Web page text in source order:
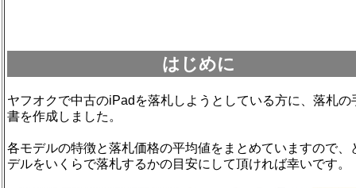
はじめに
ヤフオクで中古のiPadを落札しようとしている方に、落札の
書を作成しました。
各モデルの特徴と落札価格の平均値をまとめていますので、
デルをいくらで落札するかの目安にして頂ければ幸いです。